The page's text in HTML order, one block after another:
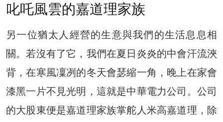
叱吒風雲的嘉道理家族
另一位猶太人經營的生意與我們的生活息息相
關。若沒有了它，我們在夏日炎炎的中會汗流浹
背，在寒風凜冽的冬天會瑟縮一角，晚上在家會
漆黑一片不見光明，這就是中華電力公司。公司
的大股東便是嘉道理家族掌舵人米高嘉道理，除